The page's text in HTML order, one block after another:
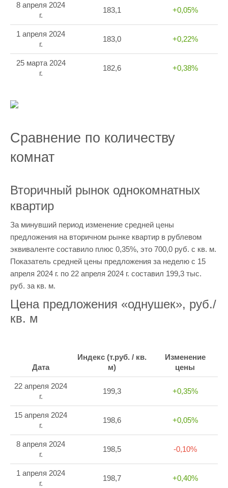
8 апреля 2024
г.
183,1 +0,05%
1 апреля 2024
г.
183,0 +0,22%
25 марта 2024
г.
182,6 +0,38%
Сравнение по количеству
комнат
Вторичный рынок однокомнатных
квартир
За минувший период изменение средней цены
предложения на вторичном рынке квартир в рублевом
эквиваленте составило плюс 0,35%, это 700,0 руб. с кв. м.
Показатель средней цены предложения за неделю с 15
апреля 2024 г. по 22 апреля 2024 г. составил 199,3 тыс.
руб. за кв. м.
Цена предложения «однушек», руб./
кв. м
Дата
Индекс (т.руб. / кв.
м)
Изменение
цены
22 апреля 2024
г.
199,3 +0,35%
15 апреля 2024
г.
198,6 +0,05%
8 апреля 2024
г.
198,5 -0,10%
1 апреля 2024
г.
198,7 +0,40%